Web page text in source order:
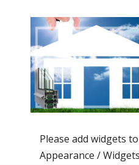
Please add widgets
Appearance /